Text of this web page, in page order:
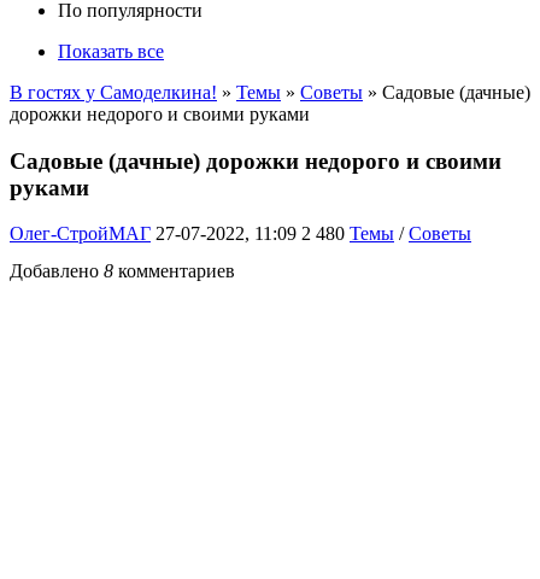
По популярности
Показать все
В гостях у Самоделкина! » Темы » Советы » Садовые (дачные)
дорожки недорого и своими руками
Садовые (дачные) дорожки недорого и своими
руками
Олег-СтройМАГ 27-07-2022, 11:09 2 480 Темы /Советы
Добавлено 8 комментариев